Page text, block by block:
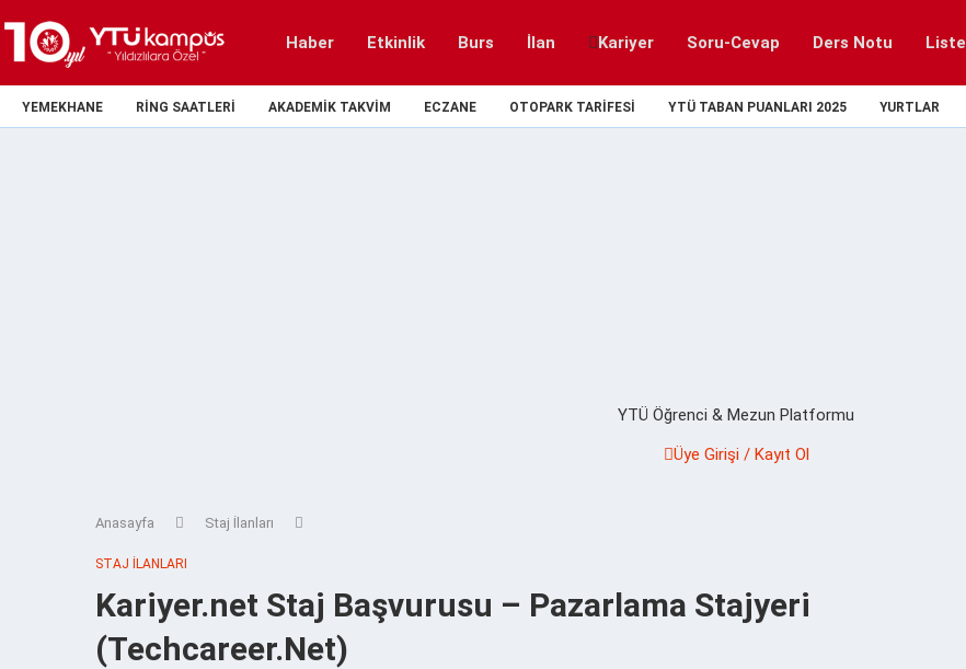
Haber Etkinlik Burs İlan Kariyer Soru-Cevap Ders Notu Liste
YEMEKHANE RING SAATLERI AKADEMIK TAKVIM ECZANE OTOPARK TARIFESI YTÜ TABAN PUANLARI 2025 YURTLAR
YTÜ Öğrenci & Mezun Platformu
Üye Girişi / Kayıt Ol
Anasayfa Staj İlanları
STAJ İLANLARI
Kariyer.net Staj Başvurusu – Pazarlama Stajyeri
(Techcareer.Net)